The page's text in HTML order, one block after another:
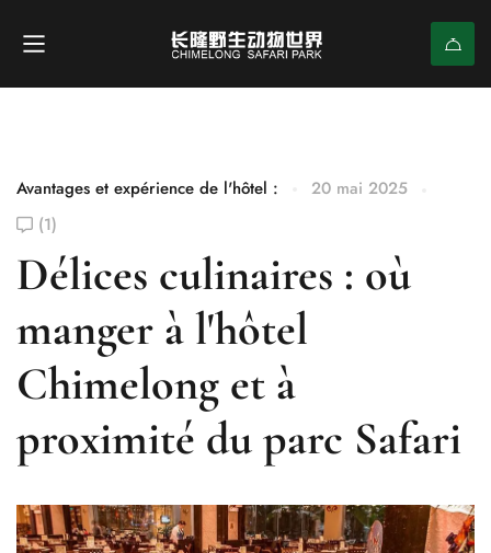
Avantages et expérience de l'hôtel :
20 mai 2025
(1)
Délices culinaires : où
manger à l'hôtel
Chimelong et à
proximité du parc Safari